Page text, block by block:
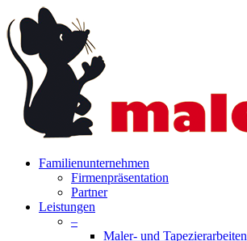
to
main
content
search
Menu
Familienunternehmen
Firmenpräsentation
Partner
Leistungen
–
Maler- und Tapezierarbeiten